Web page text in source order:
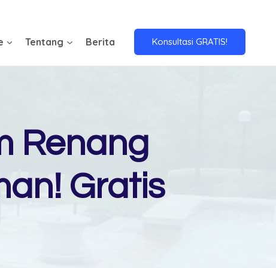
Tentang Berita Konsultasi GRATIS!
Renang
Gratis